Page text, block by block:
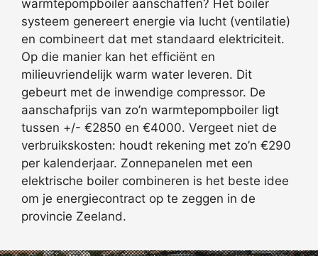
warmtepompboiler aanschaffen? Het boiler
systeem genereert energie via lucht (ventilatie)
en combineert dat met standaard elektriciteit.
Op die manier kan het efficiënt en
milieuvriendelijk warm water leveren. Dit
gebeurt met de inwendige compressor. De
aanschafprijs van zo’n warmtepompboiler ligt
tussen +/- €2850 en €4000. Vergeet niet de
verbruikskosten: houdt rekening met zo’n €290
per kalenderjaar. Zonnepanelen met een
elektrische boiler combineren is het beste idee
om je energiecontract op te zeggen in de
provincie Zeeland.